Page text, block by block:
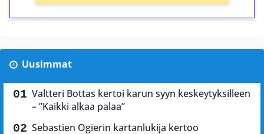
Uusimmat
Valtteri Bottas kertoi karun syyn keskeytyksilleen
– ”Kaikki alkaa palaa”
Sebastien Ogierin kartanlukija kertoo